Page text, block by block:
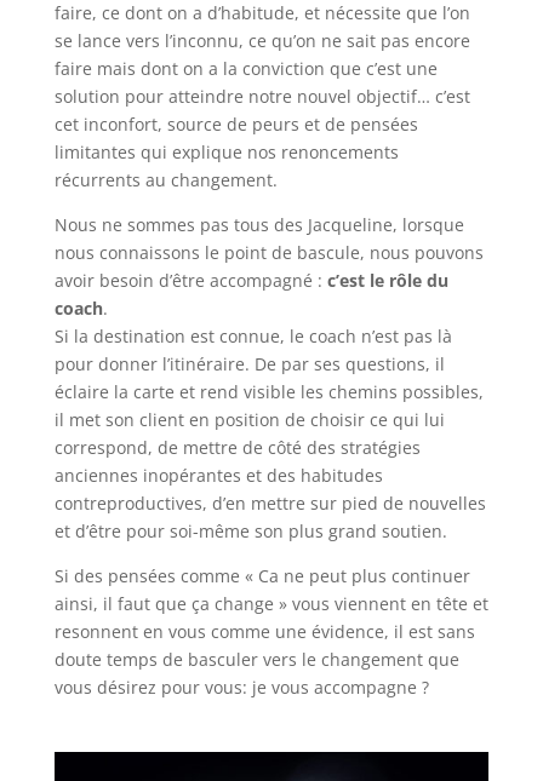
faire, ce dont on a d’habitude, et nécessite que l’on
se lance vers l’inconnu, ce qu’on ne sait pas encore
faire mais dont on a la conviction que c’est une
solution pour atteindre notre nouvel objectif… c’est
cet inconfort, source de peurs et de pensées
limitantes qui explique nos renoncements
récurrents au changement.
Nous ne sommes pas tous des Jacqueline, lorsque
nous connaissons le point de bascule, nous pouvons
avoir besoin d’être accompagné : c’est le rôle du
coach.
Si la destination est connue, le coach n’est pas là
pour donner l’itinéraire. De par ses questions, il
éclaire la carte et rend visible les chemins possibles,
il met son client en position de choisir ce qui lui
correspond, de mettre de côté des stratégies
anciennes inopérantes et des habitudes
contreproductives, d’en mettre sur pied de nouvelles
et d’être pour soi-même son plus grand soutien.
Si des pensées comme « Ca ne peut plus continuer
ainsi, il faut que ça change » vous viennent en tête et
resonnent en vous comme une évidence, il est sans
doute temps de basculer vers le changement que
vous désirez pour vous: je vous accompagne ?